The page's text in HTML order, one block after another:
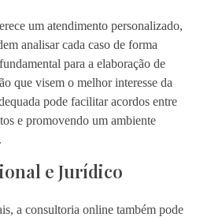
um atendimento personalizado,
analisar cada caso de forma
para a elaboração de
que visem o melhor interesse da
pode facilitar acordos entre
e promovendo um ambiente
e Jurídico
a consultoria online também pode